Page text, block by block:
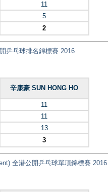
11
5
2
乒乓球排名錦標賽 2016
辛康豪 SUN HONG HO
11
11
13
3
全港公開乒乓球單項錦標賽 2016